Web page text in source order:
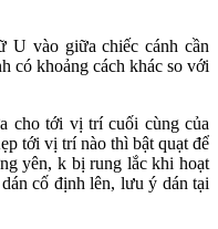
U vào giữa chiếc cánh cần
có khoảng cách khác so với
cho tới vị trí cuối cùng của
tới vị trí nào thì bật quạt để
yên, k bị rung lắc khi hoạt
cố định lên, lưu ý dán tại